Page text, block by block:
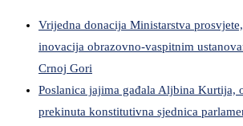
Vrijedna donacija Ministarstva
inovacija obrazovno-vaspitnim
Crnoj Gori
Poslanica jajima gađala Aljbina Kurtija,
prekinuta konstitutivna sjednica